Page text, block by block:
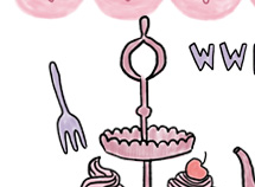
Inhalt